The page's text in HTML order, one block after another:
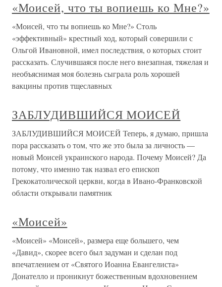
«Моисей, что ты вопиешь ко Мне?»
«Моисей, что ты вопиешь ко Мне?» Столь
«эффективный» крестный ход, который совершили с
Ольгой Ивановной, имел последствия, о которых стоит
рассказать. Случившаяся после него внезапная, тяжелая и
необъяснимая моя болезнь сыграла роль хорошей
вакцины против тщеславных
ЗАБЛУДИВШИЙСЯ МОИСЕЙ
ЗАБЛУДИВШИЙСЯ МОИСЕЙ Теперь, я думаю, пришла
пора рассказать о том, что же это была за личность —
новый Моисей украинского народа. Почему Моисей? Да
потому, что именно так назвал его епископ
Грекокатолической церкви, когда в Ивано-Франковской
области открывали памятник
«Моисей»
«Моисей» «Моисей», размера еще большего, чем
«Давид», скорее всего был задуман и сделан под
впечатлением от «Святого Иоанна Евангелиста»
Донателло и проникнут божественным вдохновением